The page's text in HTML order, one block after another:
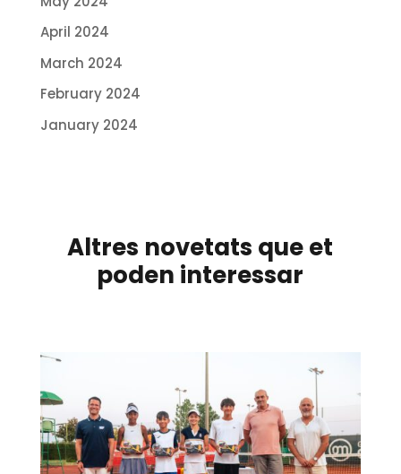
April 2024
March 2024
February 2024
January 2024
Altres novetats que et
poden interessar